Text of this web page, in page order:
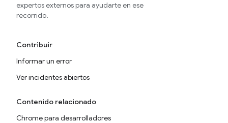
expertos externos para ayudarte en ese
recorrido.
Contribuir
Informar un error
Ver incidentes abiertos
Contenido relacionado
Chrome para desarrolladores